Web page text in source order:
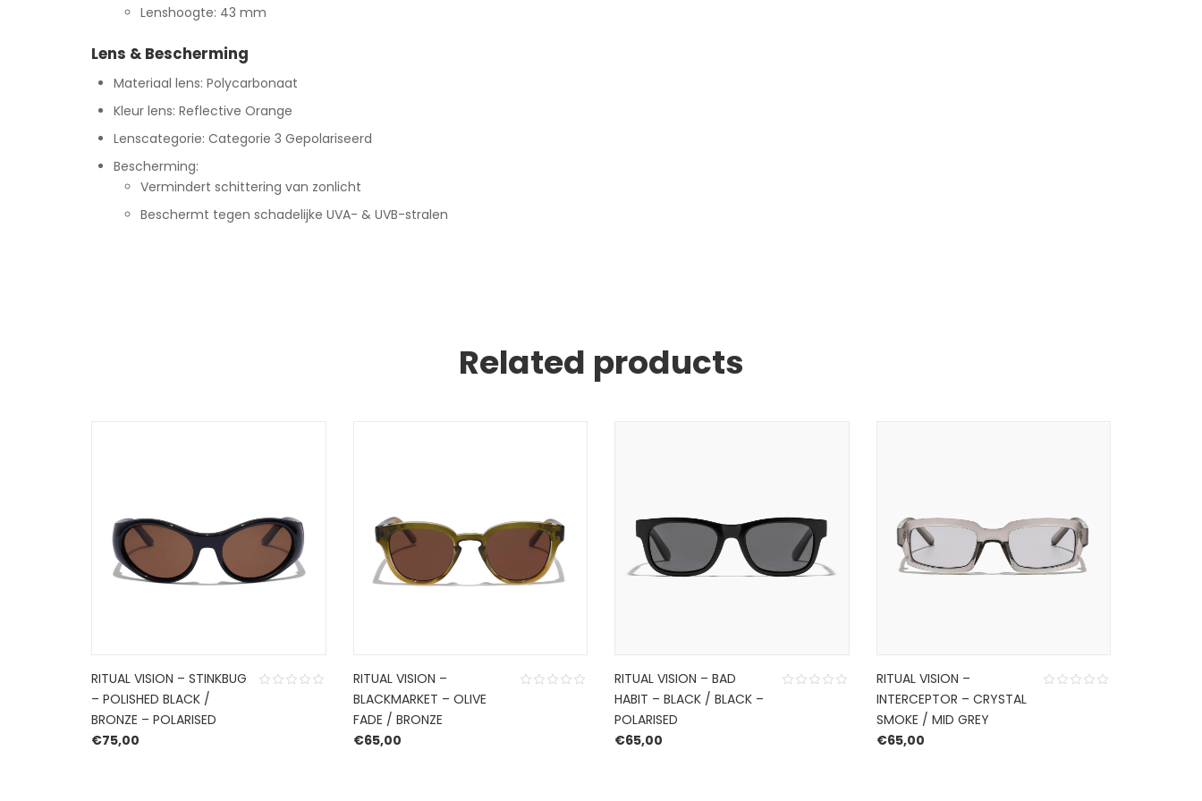
Lenshoogte: 43 mm
Lens & Bescherming
Materiaal lens: Polycarbonaat
Kleur lens: Reflective Orange
Lenscategorie: Categorie 3 Gepolariseerd
Bescherming:
Vermindert schittering van zonlicht
Beschermt tegen schadelijke UVA- & UVB-stralen
Related products
RITUAL VISION – STINKBUG
– POLISHED BLACK /
BRONZE – POLARISED
€75,00
RITUAL VISION –
BLACKMARKET – OLIVE
FADE / BRONZE
€65,00
RITUAL VISION – BAD
HABIT – BLACK / BLACK –
POLARISED
€65,00
RITUAL VISION –
INTERCEPTOR – CRYSTAL
SMOKE / MID GREY
€65,00